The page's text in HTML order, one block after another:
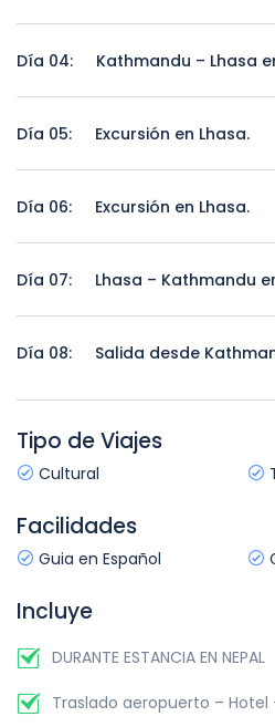
Día 04:
Kathmandu – Lhasa
Día 05:
Excursión en Lhasa.
Día 06:
Excursión en Lhasa.
Día 07:
Lhasa – Kathmandu
Día 08:
Salida desde
Salida desde Kathmandu.
Tipo de Viajes
Cultural
Facilidades
Guia en Español
Incluye
DURANTE ESTANCIA EN NEPAL
Traslado aeropuerto – Hotel